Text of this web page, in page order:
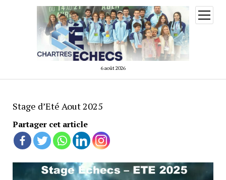
6 août 2026
ouvrir
menu
Stage d’Eté Aout 2025
Partager cet article